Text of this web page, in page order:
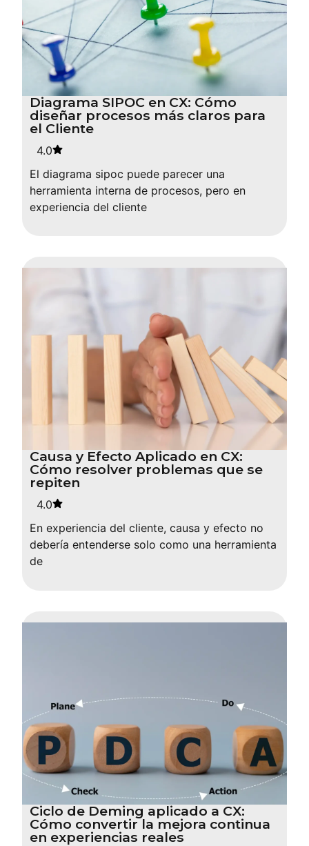
Diagrama SIPOC en CX: Cómo
diseñar procesos más claros para
el Cliente
4.0
El diagrama sipoc puede parecer una
herramienta interna de procesos, pero en
experiencia del cliente
Causa y Efecto Aplicado en CX:
Cómo resolver problemas que se
repiten
4.0
En experiencia del cliente, causa y efecto no
debería entenderse solo como una herramienta
de
Ciclo de Deming aplicado a CX:
Cómo convertir la mejora continua
en experiencias reales